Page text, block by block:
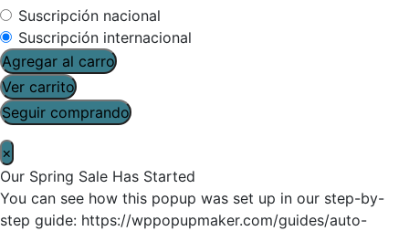
Suscripción nacional
Suscripción internacional
Agregar al carro
Ver carrito
Seguir comprando
×
Our Spring Sale Has Started
You can see how this popup was set up in our step-by-
step guide: https://wppopupmaker.com/guides/auto-